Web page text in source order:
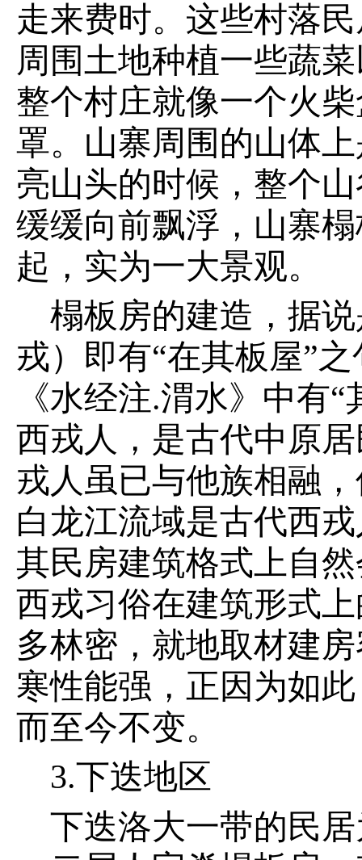
走来费时。这些村落
周围土地种植一些蔬
整个村庄就像一个火
罩。山寨周围的山体
亮山头的时候，整个
缓缓向前飘浮，山寨
起，实为一大景观。
榻板房的建造，据
戎）即有“在其板屋”
《水经注.渭水》中有
西戎人，是古代中原
戎人虽已与他族相融
白龙江流域是古代西
其民房建筑格式上自
西戎习俗在建筑形式
多林密，就地取材建
寒性能强，正因为如
而至今不变。
3.下迭地区
下迭洛大一带的民